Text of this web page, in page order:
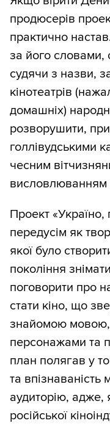
продюсерів
практично
за його словами,
судячи з назви,
кінотеатрів
домашніх)
розворушити,
голлівудськими
чесним
висловлюванням
Проект
передусім як
якої було
покоління
поговорити про
стати кіно, що
знайомою мовою,
персонажами та
план полягав у
та впізнаваність
аудиторію, адже,
російської